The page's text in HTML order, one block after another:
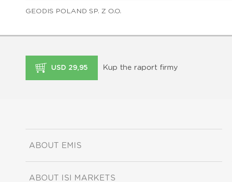
GEODIS POLAND SP. Z O.O.
USD 29,95 Kup the raport firmy
ABOUT EMIS
ABOUT ISI MARKETS